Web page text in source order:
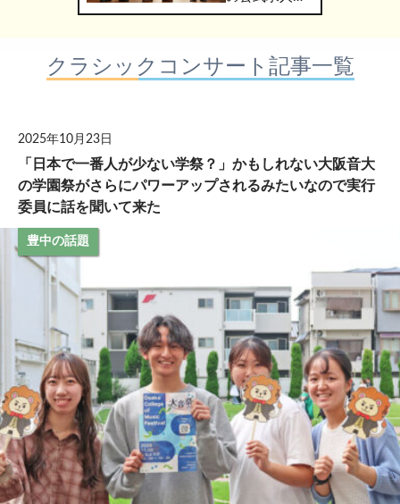
報サービス
WORK」のご
掲載につきま
クラシックコンサート記事一覧
2025年10月23日
「日本で一番人が少ない学祭？」かもしれない大阪音大
の学園祭がさらにパワーアップされるみたいなので実行
委員に話を聞いて来た
豊中の話題